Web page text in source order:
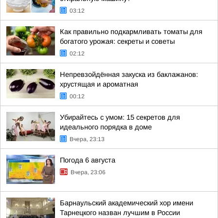
03:12
Как правильно подкармливать томаты для
богатого урожая: секреты и советы
02:12
Непревзойдённая закуска из баклажанов:
хрустящая и ароматная
00:12
Убирайтесь с умом: 15 секретов для
идеального порядка в доме
Вчера, 23:13
Погода 6 августа
Вчера, 23:06
Барнаульский академический хор имени
Тарнецкого назван лучшим в России